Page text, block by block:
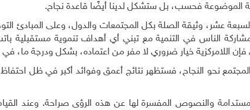
الموضوعة فحسب، بل ستشكل لدينا أيضًا قاعدة نجاح.
عشر، وثيقة الصلة بكل المجتمعات والدول، وعلى المبادئ
الناس في التنمية مع تبني أي أهداف تنموية مستقبلية
فإن اللامركزية خيار ضروري لا مفر من اعتماده، بشكل ودرجة ما،
نحو النجاح، فستظهر نتائج أعمق وفوائد أكبر في ظل
والنصوص المفسرة لها عن هذه الرؤى صراحة. وعند